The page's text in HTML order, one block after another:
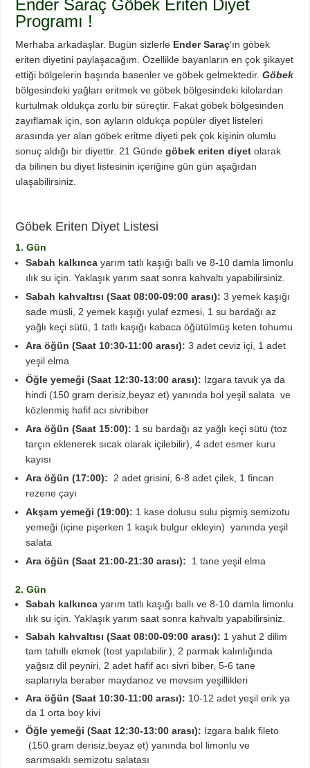
Yağ Yakan Yiyecekler Nelerdir ?
Yulaflı Diyet Mozaik Pasta Tarifi
Dukan patlıcan kebabı
Ender Saraç Göbek Eriten Diyet
Programı !
Merhaba arkadaşlar. Bugün sizlerle Ender Saraç‘ın göbek
eriten diyetini paylaşacağım. Özellikle bayanların en çok şikayet
ettiği bölgelerin başında basenler ve göbek gelmektedir.Göbek
bölgesindeki yağları eritmek ve göbek bölgesindeki kilolardan
kurtulmak oldukça zorlu bir süreçtir. Fakat göbek bölgesinden
zayıflamak için, son ayların oldukça popüler diyet listeleri
arasında yer alan göbek eritme diyeti pek çok kişinin olumlu
sonuç aldığı bir diyettir. 21 Gündegöbek eriten diyet olarak
da bilinen bu diyet listesinin içeriğine gün gün aşağıdan
ulaşabilirsiniz.
Göbek Eriten Diyet Listesi
1. Gün
Sabah kalkınca yarım tatlı kaşığı ballı ve 8-10 damla limonlu
ılık su için. Yaklaşık yarım saat sonra kahvaltı yapabilirsiniz.
Sabah kahvaltısı (Saat 08:00-09:00 arası):3 yemek kaşığı
sade müsli, 2 yemek kaşığı yulaf ezmesi, 1 su bardağı az
yağlı keçi sütü, 1 tatlı kaşığı kabaca öğütülmüş keten tohumu
Ara öğün (Saat 10:30-11:00 arası):3 adet ceviz içi, 1 adet
yeşil elma
Öğle yemeği (Saat 12:30-13:00 arası): Izgara tavuk ya da
hindi (150 gram derisiz,beyaz et) yanında bol yeşil salata ve
közlenmiş hafif acı sivribiber
Ara öğün (Saat 15:00): 1 su bardağı az yağlı keçi sütü (toz
tarçın eklenerek sıcak olarak içilebilir), 4 adet esmer kuru
kayısı
Ara öğün (17:00): 2 adet grisini, 6-8 adet çilek, 1 fincan
rezene çayı
Akşam yemeği (19:00): 1 kase dolusu sulu pişmiş semizotu
yemeği (içine pişerken 1 kaşık bulgur ekleyin) yanında yeşil
salata
Ara öğün (Saat 21:00-21:30 arası): 1 tane yeşil elma
2. Gün
Sabah kalkıncayarım tatlı kaşığı ballı ve 8-10 damla limonlu
ılık su için. Yaklaşık yarım saat sonra kahvaltı yapabilirsiniz.
Sabah kahvaltısı (Saat 08:00-09:00 arası): 1 yahut 2 dilim
tam tahıllı ekmek (tost yapılabilir.), 2 parmak kalınlığında
yağsız dil peyniri, 2 adet hafif acı sivri biber, 5-6 tane
saplarıyla beraber maydanoz ve mevsim yeşillikleri
Ara öğün (Saat 10:30-11:00 arası): 10-12 adet yeşil erik ya
da 1 orta boy kivi
Öğle yemeği (Saat 12:30-13:00 arası): Izgara balık fileto
(150 gram derisiz,beyaz et) yanında bol limonlu ve
sarımsaklı semizotu salatası